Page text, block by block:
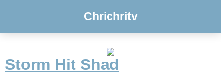
Chrichritv
Storm Hit Shad